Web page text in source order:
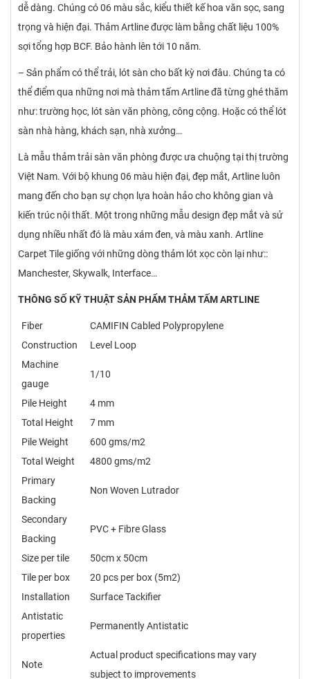
dễ dàng. Chúng có 06 màu sắc, kiểu thiết kế hoa văn sọc, sang
trọng và hiện đại. Thảm Artline được làm bằng chất liệu 100%
sợi tổng hợp BCF. Bảo hành lên tới 10 năm.
– Sản phẩm có thể trải, lót sàn cho bất kỳ nơi đâu. Chúng ta có
thể điểm qua những nơi mà thảm tấm Artline đã từng ghé thăm
như: trường học, lót sàn văn phòng, công cộng. Hoặc có thể lót
sàn nhà hàng, khách sạn, nhà xưởng…
Là mẫu thảm trải sàn văn phòng được ưa chuộng tại thị trường
Việt Nam. Với bộ khung 06 màu hiện đại, đẹp mắt, Artline luôn
mang đến cho bạn sự chọn lựa hoàn hảo cho không gian và
kiến trúc nội thất. Một trong những mẫu design đẹp mắt và sử
dụng nhiều nhất đó là màu xám đen, và màu xanh. Artline
Carpet Tile giống với những dòng thảm lót xọc còn lại như::
Manchester, Skywalk, Interface…
THÔNG SỐ KỸ THUẬT SẢN PHẨM THẢM TẤM ARTLINE
Fiber
CAMIFIN Cabled Polypropylene
Construction
Level Loop
Machine
gauge
1/10
Pile Height
4 mm
Total Height
7 mm
Pile Weight
600 gms/m2
Total Weight
4800 gms/m2
Primary
Backing
Non Woven Lutrador
Secondary
Backing
PVC + Fibre Glass
Size per tile
50cm x 50cm
Tile per box
20 pcs per box (5m2)
Installation
Surface Tackifier
Antistatic
properties
Permanently Antistatic
Note
Actual product specifications may vary
subject to improvements